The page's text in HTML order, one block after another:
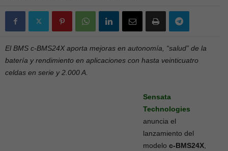
El BMS c-BMS24X aporta mejoras en autonomía, “salud” de la
batería y rendimiento en aplicaciones con hasta veinticuatro
celdas en serie y 2.000 A.
Sensata
Technologies
anuncia el
lanzamiento del
modelo c-BMS24X